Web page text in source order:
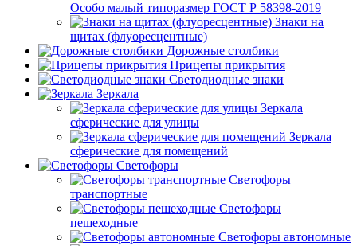
Особо малый типоразмер ГОСТ Р 58398-2019
Знаки на
щитах (флуоресцентные)
Дорожные столбики
Прицепы прикрытия
Светодиодные знаки
Зеркала
Зеркала
сферические для улицы
Зеркала
сферические для помещений
Светофоры
Светофоры
транспортные
Светофоры
пешеходные
Светофоры автономные